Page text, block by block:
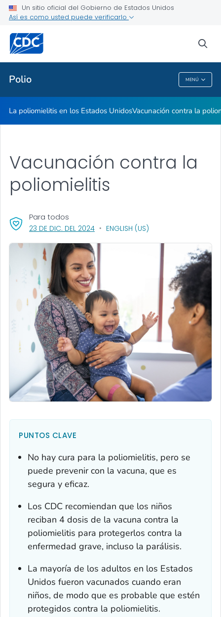
Un sitio oficial del Gobierno de Estados Unidos
Así es como usted puede verificarlo
Polio MENÚ
Salud pública
Polio
La poliomielitis en los Estados UnidosVacunación contra la
Vacunación contra la
poliomielitis
23 DE DIC. DEL 2024, VISIT LINK FOR DETAILS.
ENGLISH (US)
Para todos
PUNTOS CLAVE
No hay cura para la poliomielitis, pero se
puede prevenir con la vacuna, que es
segura y eficaz.
Los CDC recomiendan que los niños
reciban 4 dosis de la vacuna contra la
poliomielitis para protegerlos contra la
enfermedad grave, incluso la parálisis.
La mayoría de los adultos en los Estados
Unidos fueron vacunados cuando eran
niños, de modo que es probable que estén
protegidos contra la poliomielitis.